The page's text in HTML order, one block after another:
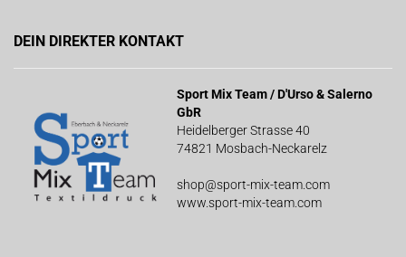
DEIN DIREKTER KONTAKT
Sport Mix Team / D'Urso & Salerno
GbR
Heidelberger Strasse 40
74821 Mosbach-Neckarelz
shop@sport-mix-team.com
www.sport-mix-team.com